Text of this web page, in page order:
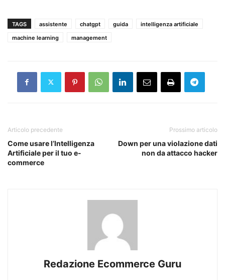
TAGS assistente chatgpt guida
intelligenza artificiale
machine learning
management
Articolo precedente
Come usare l’Intelligenza
Artificiale per il tuo e-
commerce
Prossimo articolo
Down per una violazione dati
non da attacco hacker
Redazione Ecommerce Guru